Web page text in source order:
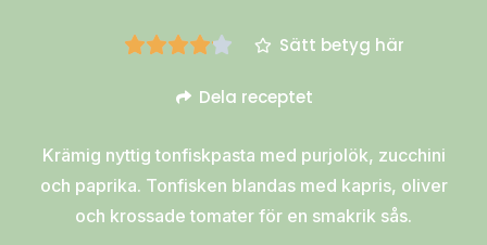
Sätt betyg här
Dela receptet
Krämig nyttig tonfiskpasta med purjolök, zucchini
och paprika. Tonfisken blandas med kapris, oliver
och krossade tomater för en smakrik sås.